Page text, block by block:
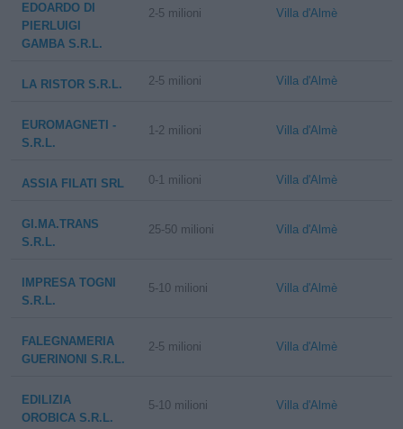
EDOARDO DI
PIERLUIGI
GAMBA S.R.L.
2-5 milioni Villa d'Almè
LA RISTOR S.R.L. 2-5 milioni Villa d'Almè
EUROMAGNETI -
S.R.L.
1-2 milioni Villa d'Almè
ASSIA FILATI SRL 0-1 milioni Villa d'Almè
GI.MA.TRANS
S.R.L.
25-50 milioni Villa d'Almè
IMPRESA TOGNI
S.R.L.
5-10 milioni Villa d'Almè
FALEGNAMERIA
GUERINONI S.R.L.
2-5 milioni Villa d'Almè
EDILIZIA
OROBICA S.R.L.
5-10 milioni Villa d'Almè